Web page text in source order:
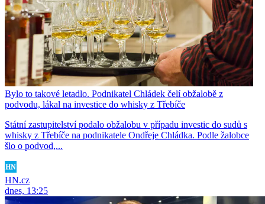
Bylo to takové letadlo. Podnikatel Chládek čelí obžalobě z
podvodu, lákal na investice do whisky z Třebíče
Státní zastupitelství podalo obžalobu v případu investic do sudů s
whisky z Třebíče na podnikatele Ondřeje Chládka. Podle žalobce
šlo o podvod,...
HN.cz
dnes, 13:25